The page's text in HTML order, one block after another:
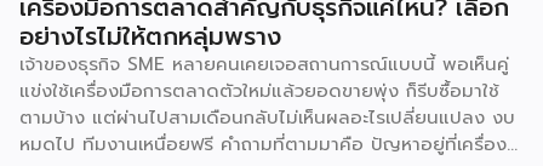
แล้ว การซื้อแฟรนไชส์ทำให้ผู้ลงทุนได้ครอบครองแบรนด์ที่เป็นที่
รู้จักในตลาด ส่งผลให้มีกลุ่มลูกค้าพร้อมอุดหนุนตั้งแต่วันแรกที่
เปิดทำการ นอกจากนี้ เจ้าของแบรนด์ยังทำการตลาด
ประชาสัมพันธ์ และสร้างการรับรู้แบรนด์อย่างต่อเนื่อง ซึ่งช่วยให้
ผู้ลงทุนประหยัดงบประมาณด้านการตลาดและสร้างความเชื่อมั่น
ให้กับผู้บริโภคได้อย่างรวดเร็ว ประการที่สามคือ การมีที่ปรึกษา
อย่างไรไม่ให้ตกหลุ่มพราง
เจ้าของธุรกิจ SME หลายคนเคยเจอสถานการณ์แบบนี้ พอเห็นคู่
แข่งใช้เครื่องมือการตลาดตัวใหม่แล้วยอดขายพุ่ง ก็รีบซื้อมาใช้
ตามบ้าง แต่ผ่านไปสามเดือนกลับไม่เห็นผลอะไรเปลี่ยนแปลง งบ
หมดไป ทีมงานเหนื่อยฟรี คำถามที่ตามมาคือ ปัญหาอยู่ที่เครื่อง